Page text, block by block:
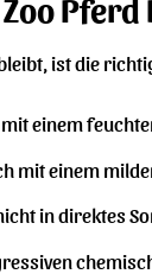
Pferd
ist die
einem
mit einem
in direktes